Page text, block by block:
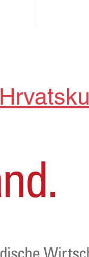
Hrvatsku